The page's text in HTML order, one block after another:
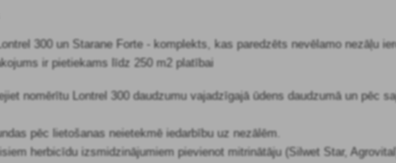
300 un Starane Forte - komplekts, kas paredzēts nevēlamo nezāļu
ir pietiekams līdz 250 m2 platībai
nomērītu Lontrel 300 daudzumu vajadzīgajā ūdens daudzumā un pēc
pēc lietošanas neietekmē iedarbību uz nezālēm.
herbicīdu izsmidzinājumiem pievienot mitrinātāju (Silwet Star,